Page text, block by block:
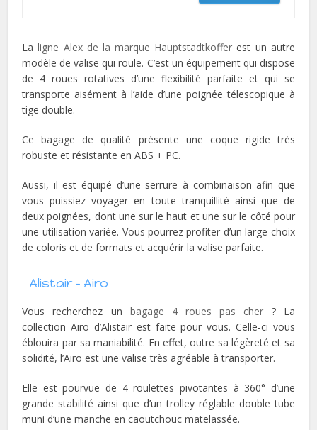
Laligne Alex de la marque Hauptstadtkoffer est un autre
modèle de valise qui roule. C’est un équipement qui dispose
de 4 roues rotatives d’une flexibilité parfaite et qui se
transporte aisément à l’aide d’une poignée télescopique à
tige double.
Ce bagage de qualité présente une coque rigide très
robuste et résistante en ABS + PC.
Aussi, il est équipé d’une serrure à combinaison afin que
vous puissiez voyager en toute tranquillité ainsi que de
deux poignées, dont une sur le haut et une sur le côté pour
une utilisation variée. Vous pourrez profiter d’un large choix
de coloris et de formats et acquérir la valise parfaite.
Alistair – Airo
Vous recherchez un bagage 4 roues pas cher ? La
collection Airo d’Alistair est faite pour vous. Celle-ci vous
éblouira par sa maniabilité. En effet, outre sa légèreté et sa
solidité, l’Airo est une valise très agréable à transporter.
Elle est pourvue de 4 roulettes pivotantes à 360° d’une
grande stabilité ainsi que d’un trolley réglable double tube
muni d’une manche en caoutchouc matelassée.